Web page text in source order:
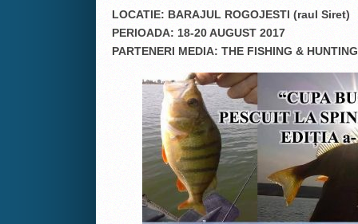
LOCATIE: BARAJUL ROGOJESTI (raul Siret)
PERIOADA: 18-20 AUGUST 2017
PARTENERI MEDIA: THE FISHING &